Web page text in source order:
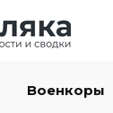
Военкоры